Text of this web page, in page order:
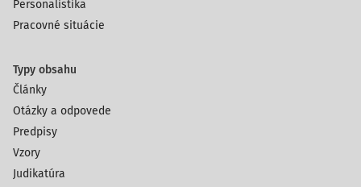
Personalistika
Pracovné situácie
Typy obsahu
Články
Otázky a odpovede
Predpisy
Vzory
Judikatúra